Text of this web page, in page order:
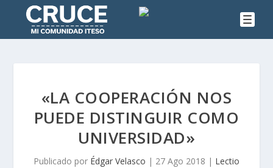
«LA COOPERACIÓN NOS
PUEDE DISTINGUIR COMO
UNIVERSIDAD»
Publicado por Édgar Velasco | 27 Ago 2018 | Lectio